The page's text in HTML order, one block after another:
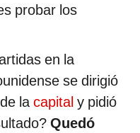
probar los
en la
se dirigió
lacapital y pidió
Quedó